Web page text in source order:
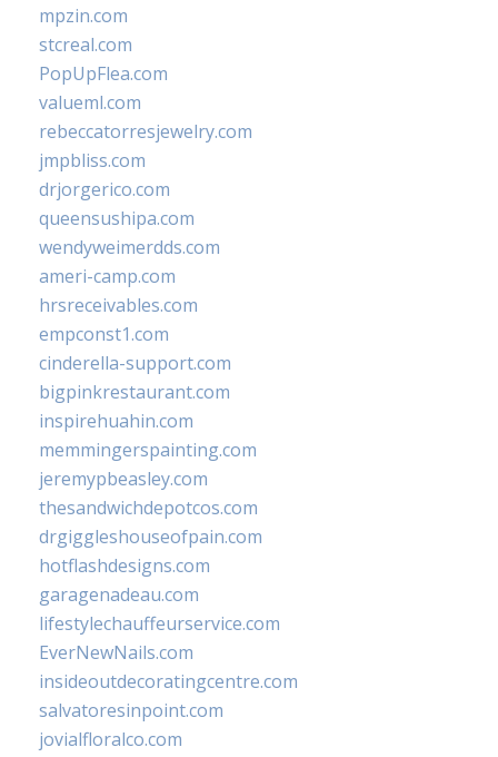
mpzin.com
stcreal.com
PopUpFlea.com
valueml.com
rebeccatorresjewelry.com
jmpbliss.com
drjorgerico.com
queensushipa.com
wendyweimerdds.com
ameri-camp.com
hrsreceivables.com
empconst1.com
cinderella-support.com
bigpinkrestaurant.com
inspirehuahin.com
memmingerspainting.com
jeremypbeasley.com
thesandwichdepotcos.com
drgiggleshouseofpain.com
hotflashdesigns.com
garagenadeau.com
lifestylechauffeurservice.com
EverNewNails.com
insideoutdecoratingcentre.com
salvatoresinpoint.com
jovialfloralco.com